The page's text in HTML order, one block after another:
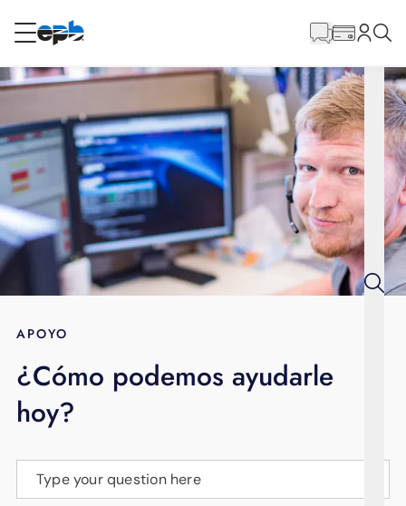
RESIDENCIAL
Internet
Energía
Televisión
BLOG
APOYO
principal
APOYO
¿Cómo podemos ayudarle
hoy?
Type your question here